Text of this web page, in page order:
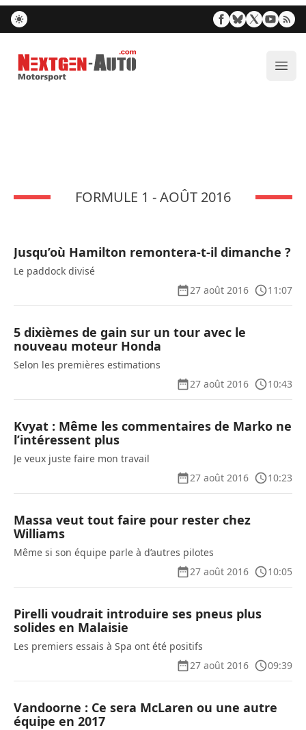
Nextgen-Auto.com
FORMULE 1 - AOÛT 2016
Jusqu’où Hamilton remontera-t-il dimanche ?
Le paddock divisé
27 août 2016
11:07
5 dixièmes de gain sur un tour avec le
nouveau moteur Honda
Selon les premières estimations
27 août 2016
10:43
Kvyat : Même les commentaires de Marko ne
l’intéressent plus
Je veux juste faire mon travail
27 août 2016
10:23
Massa veut tout faire pour rester chez
Williams
Même si son équipe parle à d’autres pilotes
27 août 2016
10:05
Pirelli voudrait introduire ses pneus plus
solides en Malaisie
Les premiers essais à Spa ont été positifs
27 août 2016
09:39
Vandoorne : Ce sera McLaren ou une autre
équipe en 2017